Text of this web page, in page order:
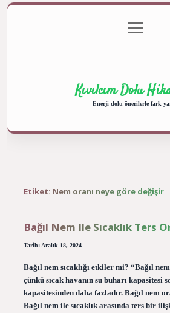
Gizlilik Politikası
menüyü
aç
Kıvılcım Dolu
Enerji dolu önerilerle fark
Etiket: Nem oranı neye göre değişir
Bağıl Nem Ile Sıcaklık Ters
Tarih: Aralık 18, 2024
Bağıl nem sıcaklığı etkiler mi? “Bağıl
çünkü sıcak havanın su buharı kapasitesi
kapasitesinden daha fazladır. Bağıl nem
Bağıl nem ile sıcaklık arasında ters bir